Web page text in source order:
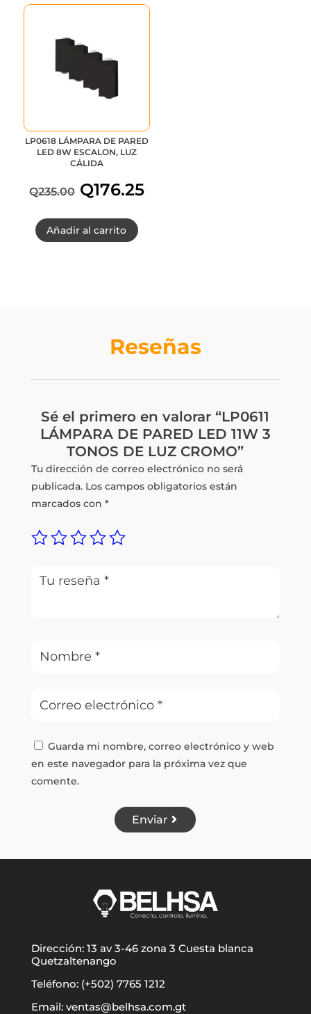
LP0618 LÁMPARA DE PARED
LED 8W ESCALON, LUZ
CÁLIDA
Q235.00
precio
Q235.00.
Q176.25
Q176.25.
Añadir al carrito
Reseñas
Sé el primero en valorar “LP0611
LÁMPARA DE PARED LED 11W 3
TONOS DE LUZ CROMO”
Tu dirección de correo electrónico no será
publicada. Los campos obligatorios están
marcados con *
Guarda mi nombre, correo electrónico y web
en este navegador para la próxima vez que
comente.
Enviar
Dirección: 13 av 3-46 zona 3 Cuesta blanca
Quetzaltenango
Teléfono: (+502) 7765 1212
Email: ventas@belhsa.com.gt